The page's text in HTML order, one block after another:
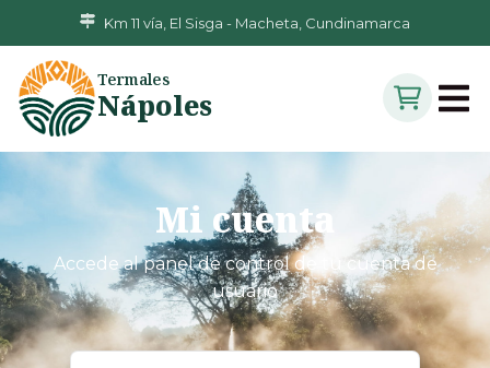
Km 11 vía, El Sisga - Macheta, Cundinamarca
Termales
Nápoles
Mi cuenta
Accede al panel de control de tu cuenta de
usuario